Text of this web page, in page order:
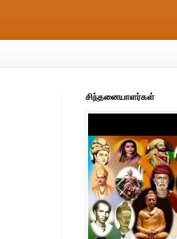
சிந்தனையாளர்கள்